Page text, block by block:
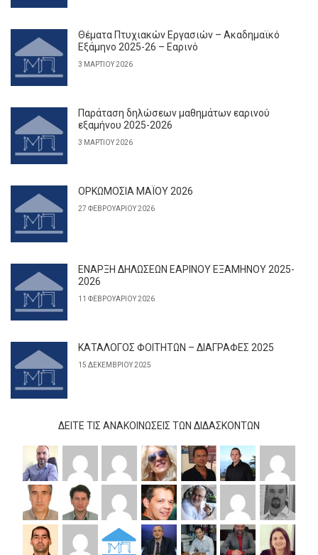
Θέματα Πτυχιακών Εργασιών – Ακαδημαϊκό
Εξάμηνο 2025-26 – Εαρινό
3 ΜΑΡΤΊΟΥ 2026
Παράταση δηλώσεων μαθημάτων εαρινού
εξαμήνου 2025-2026
3 ΜΑΡΤΊΟΥ 2026
ΟΡΚΩΜΟΣΙΑ ΜΑΪΟΥ 2026
27 ΦΕΒΡΟΥΑΡΊΟΥ 2026
ΕΝΑΡΞΗ ΔΗΛΩΣΕΩΝ ΕΑΡΙΝΟΥ ΕΞΑΜΗΝΟΥ 2025-
2026
11 ΦΕΒΡΟΥΑΡΊΟΥ 2026
ΚΑΤΑΛΟΓΟΣ ΦΟΙΤΗΤΩΝ – ΔΙΑΓΡΑΦΕΣ 2025
15 ΔΕΚΕΜΒΡΊΟΥ 2025
ΔΕΊΤΕ ΤΙΣ ΑΝΑΚΟΙΝΏΣΕΙΣ ΤΩΝ ΔΙΔΆΣΚΟΝΤΩΝ